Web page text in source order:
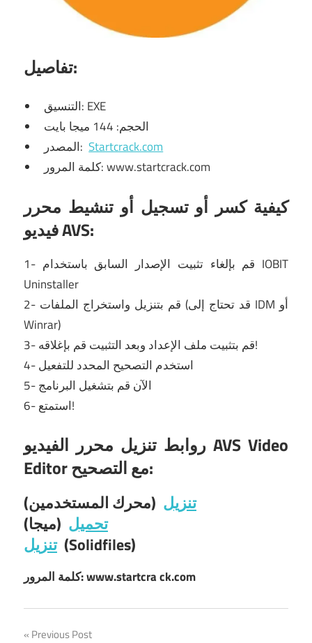
تفاصيل:
التنسيق: EXE
الحجم: 144 ميجا بايت
المصدر:Startcrack.com
كلمة المرور: www.startcrack.com
كيفية كسر أو تسجيل أو تنشيط محرر
فيديو AVS:
1- قم بإلغاء تثبيت الإصدار السابق باستخدام IOBIT
Uninstaller
2- قم بتنزيل واستخراج الملفات (قد تحتاج إلى IDM أو
Winrar)
3- قم بتثبيت ملف الإعداد وبعد التثبيت قم بإغلاقه!
4- استخدم التصحيح المحدد للتفعيل
5- الآن قم بتشغيل البرنامج
6- استمتع!
روابط تنزيل محرر الفيديو AVS Video
Editor مع التصحيح:
تنزيل (محرك المستخدمين)
تحميل (ميجا)
تنزيل(Solidfiles)
كلمة المرور: www.startcrack.com
Previous Post